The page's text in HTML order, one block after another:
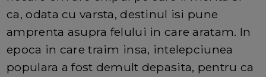
ca, odata cu varsta, destinul isi pune
amprenta asupra felului in care aratam. In
epoca in care traim insa, intelepciunea
populara a fost demult depasita, pentru ca